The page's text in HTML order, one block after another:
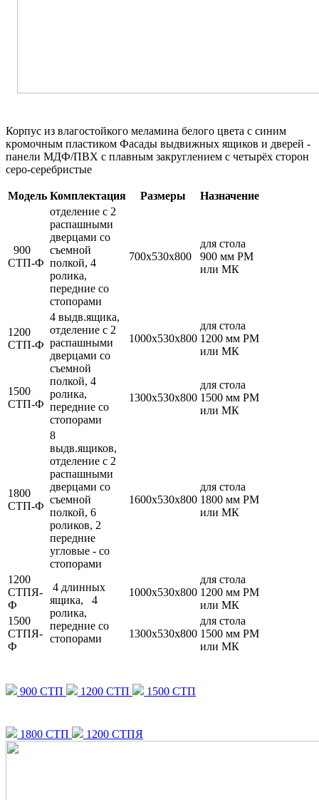
Корпус из влагостойкого меламина белого цвета с синим
кромочным пластиком Фасады выдвижных ящиков и дверей -
панели МДФ/ПВХ с плавным закруглением с четырёх сторон
серо-серебристые
Модель Комплектация Размеры Назначение
900
СТП-Ф
отделение с 2
распашными
дверцами со
съемной
полкой, 4
ролика,
передние со
стопорами
700х530х800
для стола
900 мм РМ
или МК
1200
СТП-Ф
4 выдв.ящика,
отделение с 2
распашными
дверцами со
съемной
полкой, 4
ролика,
передние со
стопорами
1000х530х800
для стола
1200 мм РМ
или МК
1500
СТП-Ф
1300х530х800
для стола
1500 мм РМ
или МК
1800
СТП-Ф
8
выдв.ящиков,
отделение с 2
распашными
дверцами со
съемной
полкой, 6
роликов, 2
передние
угловые - со
стопорами
1600х530х800
для стола
1800 мм РМ
или МК
1200
СТПЯ-
Ф
4 длинных
ящика, 4
ролика,
передние со
стопорами
1000х530х800
для стола
1200 мм РМ
или МК
1500
СТПЯ-
Ф
1300х530х800
для стола
1500 мм РМ
или МК
900 СТП 1200 СТП 1500 СТП
1800 СТП 1200 СТПЯ